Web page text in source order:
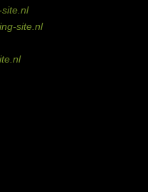
site.nl
site.nl